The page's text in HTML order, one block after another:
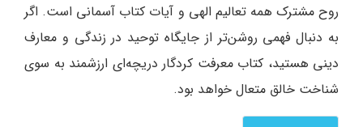
روح مشترک همه تعالیم الهی و آیات کتاب آسمانی است. اگر
به دنبال فهمی روشن‌تر از جایگاه توحید در زندگی و معارف
دینی هستید، کتاب معرفت کردگار دریچه‌ای ارزشمند به سوی
شناخت خالق متعال خواهد بود.